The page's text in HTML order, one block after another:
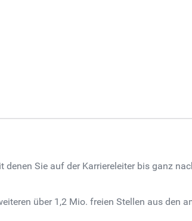
denen Sie auf der Karriereleiter bis ganz
über 1,2 Mio. freien Stellen aus den